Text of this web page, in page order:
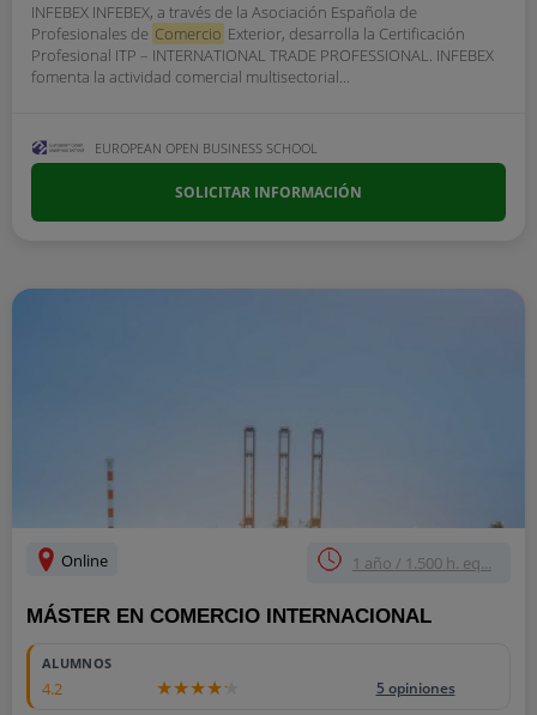
INFEBEX INFEBEX, a través de la Asociación Española de
Profesionales de Comercio Exterior, desarrolla la Certificación
Profesional ITP – INTERNATIONAL TRADE PROFESSIONAL. INFEBEX
fomenta la actividad comercial multisectorial...
EUROPEAN OPEN BUSINESS SCHOOL
SOLICITAR INFORMACIÓN
Online 1 año / 1.500 h. eq...
MÁSTER EN COMERCIO INTERNACIONAL
ALUMNOS
4.2 5 opiniones